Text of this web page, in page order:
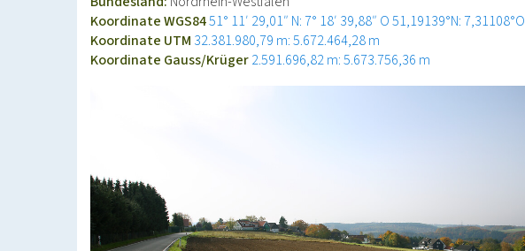
Koordinate WGS8451° 11′ 29,01″ N: 7° 18′ 39,88″ O51,19139°N: 7,31108°O
Koordinate UTM 32.381.980,79 m: 5.672.464,28 m
Koordinate Gauss/Krüger2.591.696,82 m: 5.673.756,36 m